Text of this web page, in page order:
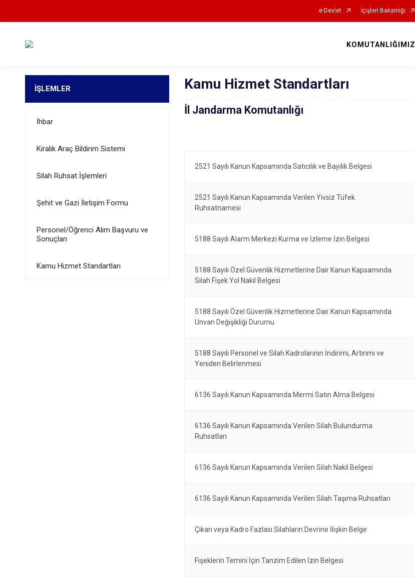
e-Devlet İçişleri Bakanlığı
KOMUTANLIĞIMIZ
İŞLEMLER
İhbar
Kiralık Araç Bildirim Sistemi
Silah Ruhsat İşlemleri
Şehit ve Gazi İletişim Formu
Personel/Öğrenci Alım Başvuru ve
Sonuçları
Kamu Hizmet Standartları
Kamu Hizmet Standartları
İl Jandarma Komutanlığı
2521 Sayılı Kanun Kapsamında Satıcılık ve Bayilik Belgesi
2521 Sayılı Kanun Kapsamında Verilen Yivsiz Tüfek
Ruhsatnamesi
5188 Sayılı Alarm Merkezi Kurma ve İzleme İzin Belgesi
5188 Sayılı Özel Güvenlik Hizmetlerine Dair Kanun Kapsamında
Silah Fişek Yol Nakil Belgesi
5188 Sayılı Özel Güvenlik Hizmetlerine Dair Kanun Kapsamında
Unvan Değişikliği Durumu
5188 Sayılı Personel ve Silah Kadrolarının İndirimi, Artırımı ve
Yeniden Belirlenmesi
6136 Sayılı Kanun Kapsamında Mermi Satın Alma Belgesi
6136 Sayılı Kanun Kapsamında Verilen Silah Bulundurma
Ruhsatları
6136 Sayılı Kanun Kapsamında Verilen Silah Nakil Belgesi
6136 Sayılı Kanun Kapsamında Verilen Silah Taşıma Ruhsatları
Çıkan veya Kadro Fazlası Silahların Devrine İlişkin Belge
Fişeklerin Temini İçin Tanzim Edilen İzin Belgesi